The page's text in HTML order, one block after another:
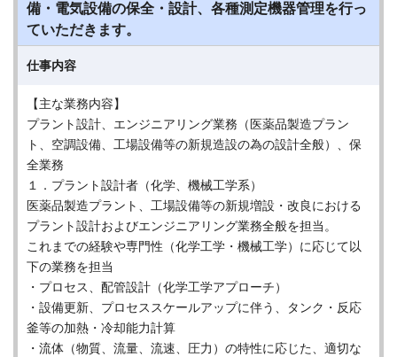
備・電気設備の保全・設計、各種測定機器管理を行っ
ていただきます。
仕事内容
【主な業務内容】
プラント設計、エンジニアリング業務（医薬品製造プラン
ト、空調設備、工場設備等の新規造設の為の設計全般）、保
全業務
１．プラント設計者（化学、機械工学系）
医薬品製造プラント、工場設備等の新規増設・改良における
プラント設計およびエンジニアリング業務全般を担当。
これまでの経験や専門性（化学工学・機械工学）に応じて以
下の業務を担当
・プロセス、配管設計（化学工学アプローチ）
・設備更新、プロセススケールアップに伴う、タンク・反応
釜等の加熱・冷却能力計算
・流体（物質、流量、流速、圧力）の特性に応じた、適切な